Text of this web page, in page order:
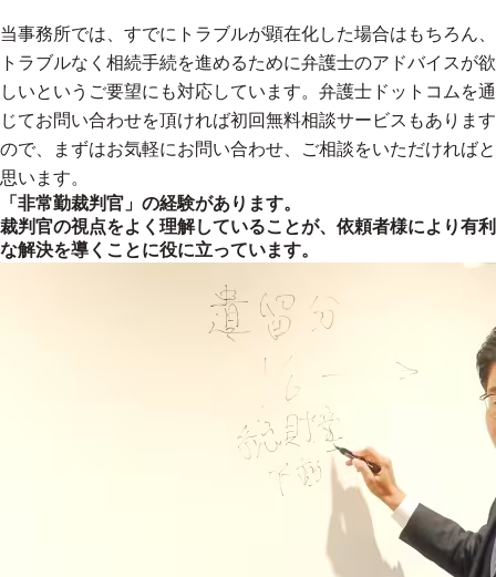
当事務所では、すでにトラブルが顕在化した場合はもちろん、
トラブルなく相続手続を進めるために弁護士のアドバイスが欲
しいというご要望にも対応しています。弁護士ドットコムを通
じてお問い合わせを頂ければ初回無料相談サービスもあります
ので、まずはお気軽にお問い合わせ、ご相談をいただければと
思います。
「非常勤裁判官」の経験があります。
裁判官の視点をよく理解していることが、依頼者様により有利
な解決を導くことに役に立っています。